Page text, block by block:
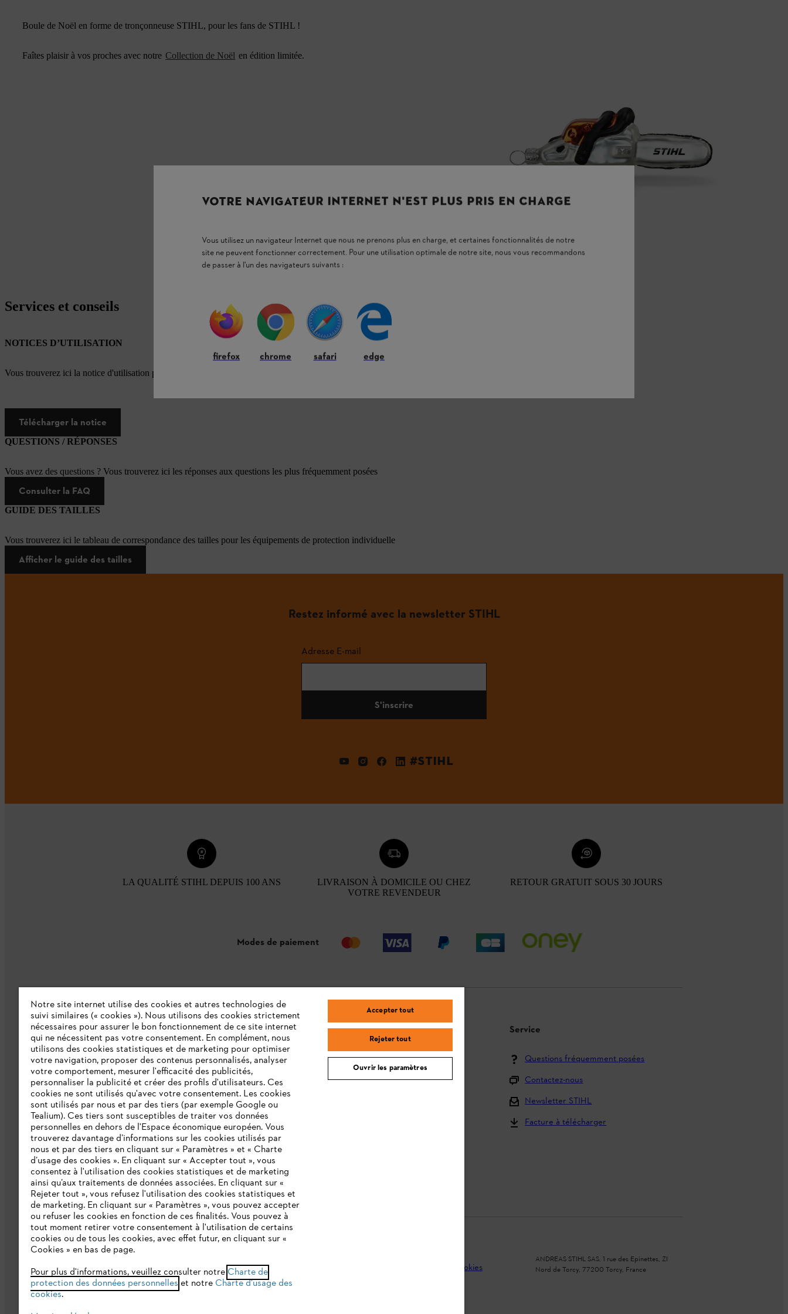
Boule de Noël en forme de tronçonneuse STIHL, pour les fans de STIHL !
Faîtes plaisir à vos proches avec notre Collection de Noël en édition limitée.
Services et conseils
NOTICES D’UTILISATION
Vous trouverez ici la notice d'utilisation pour ce produit STIHL
Télécharger la notice
QUESTIONS / RÉPONSES
Vous avez des questions ? Vous trouverez ici les réponses aux questions les plus fréquemment posées
Consulter la FAQ
GUIDE DES TAILLES
Vous trouverez ici le tableau de correspondance des tailles pour les équipements de protection individuelle
Afficher le guide des tailles
Restez informé avec la newsletter STIHL
Adresse E-mail
S'inscrire
#STIHL
LA QUALITÉ STIHL DEPUIS 100 ANS
LIVRAISON À DOMICILE OU CHEZ
VOTRE REVENDEUR
RETOUR GRATUIT SOUS 30 JOURS
Modes de paiement
L'Entreprise
Collections STIHL
Qui sommes-nous ?
Presse
Ligne Intégrité STIHL
Programme partenaire STIHL
Déclaration d'accessibilité
Questions / Réponses
Moyens de paiement
Livraison
Service
Questions fréquemment posées
Contactez-nous
Newsletter STIHL
Facture à télécharger
Conditions Générales de Vente Politique de protection des données Cookies
ANDREAS STIHL SAS, 1 rue des Epinettes, ZI
Nord de Torcy, 77200 Torcy, France
VOTRE NAVIGATEUR INTERNET N'EST PLUS PRIS EN CHARGE
Vous utilisez un navigateur Internet que nous ne prenons plus en charge, et certaines fonctionnalités de notre
site ne peuvent fonctionner correctement. Pour une utilisation optimale de notre site, nous vous recommandons
de passer à l'un des navigateurs suivants :
firefox chrome safari edge
Notre site internet utilise des cookies et autres technologies de
suivi similaires (« cookies »). Nous utilisons des cookies strictement
nécessaires pour assurer le bon fonctionnement de ce site internet
qui ne nécessitent pas votre consentement. En complément, nous
utilisons des cookies statistiques et de marketing pour optimiser
votre navigation, proposer des contenus personnalisés, analyser
votre comportement, mesurer l'efficacité des publicités,
personnaliser la publicité et créer des profils d'utilisateurs. Ces
cookies ne sont utilisés qu'avec votre consentement. Les cookies
sont utilisés par nous et par des tiers (par exemple Google ou
Tealium). Ces tiers sont susceptibles de traiter vos données
personnelles en dehors de l'Espace économique européen. Vous
trouverez davantage d’informations sur les cookies utilisés par
nous et par des tiers en cliquant sur « Paramètres » et « Charte
d’usage des cookies ». En cliquant sur « Accepter tout », vous
consentez à l'utilisation des cookies statistiques et de marketing
ainsi qu’aux traitements de données associées. En cliquant sur «
Rejeter tout », vous refusez l'utilisation des cookies statistiques et
de marketing. En cliquant sur « Paramètres », vous pouvez accepter
ou refuser les cookies en fonction de ces finalités. Vous pouvez à
tout moment retirer votre consentement à l'utilisation de certains
cookies ou de tous les cookies, avec effet futur, en cliquant sur «
Cookies » en bas de page.
Pour plus d'informations, veuillez consulter notre Charte de
protection des données personnelles et notre Charte d'usage des
cookies.
Accepter tout
Rejeter tout
Ouvrir les paramètres